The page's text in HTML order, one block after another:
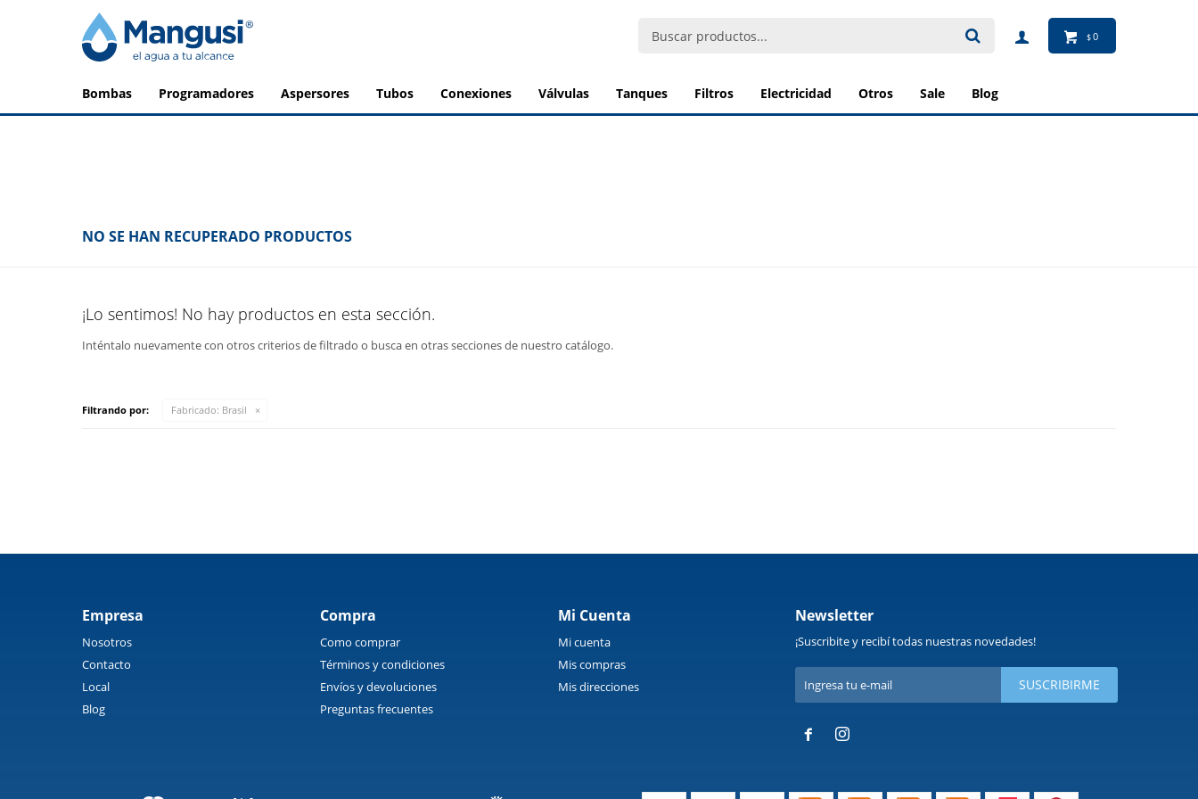
bombas programadores aspersores tubos conexiones válvulas tanques filtros electricidad otros sale blog
$0
NO SE HAN RECUPERADO PRODUCTOS
¡Lo sentimos! No hay productos en esta sección.
Inténtalo nuevamente con otros criterios de filtrado o busca en otras secciones de nuestro catálogo.
Filtrando por: Fabricado: Brasil
Empresa
Nosotros
Contacto
Local
Blog
Compra
Como comprar
Términos y condiciones
Envíos y devoluciones
Preguntas frecuentes
Mi Cuenta
Mi cuenta
Mis compras
Mis direcciones
Newsletter
¡Suscribite y recibí todas nuestras novedades!
SUSCRIBIRME
 